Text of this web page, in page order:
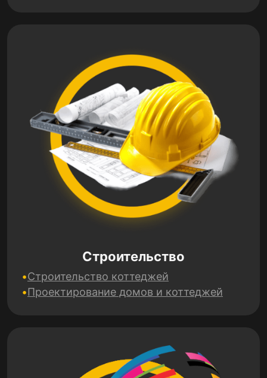
Строительство
Строительство коттеджей
Проектирование домов и коттеджей